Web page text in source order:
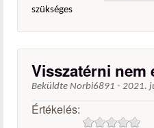
szükséges
Visszatérni nem
Beküldte Norbi6891 - 2021.
Értékelés: